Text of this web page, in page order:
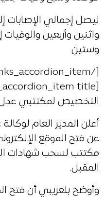
ليصل إجمالي
واثنين وأربعين
وستين.
[/mks_accordion_item]
التخصيص لمكتتبي عدل
أعلن المدير العام
مكتتب لسحب شهادات
المقبل.
وأوضح بلعريبي أن فتح